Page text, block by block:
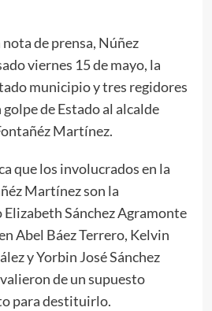
de prensa, Núñez
viernes 15 de mayo, la
municipio y tres regidores
de Estado al alcalde
Martínez.
que los involucrados en la
Martínez son la
Elizabeth Sánchez Agramonte
Abel Báez Terrero, Kelvin
y Yorbin José Sánchez
de un supuesto
para destituirlo.